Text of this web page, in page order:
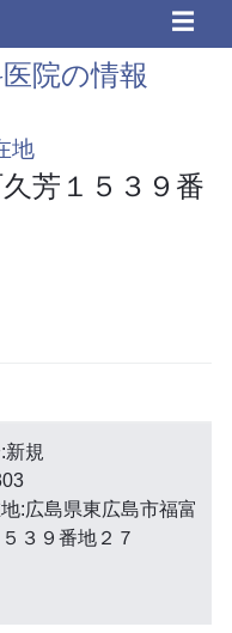
☰
院の情報
地
芳１５３９番
新規
:広島県東広島市福富
３９番地２７